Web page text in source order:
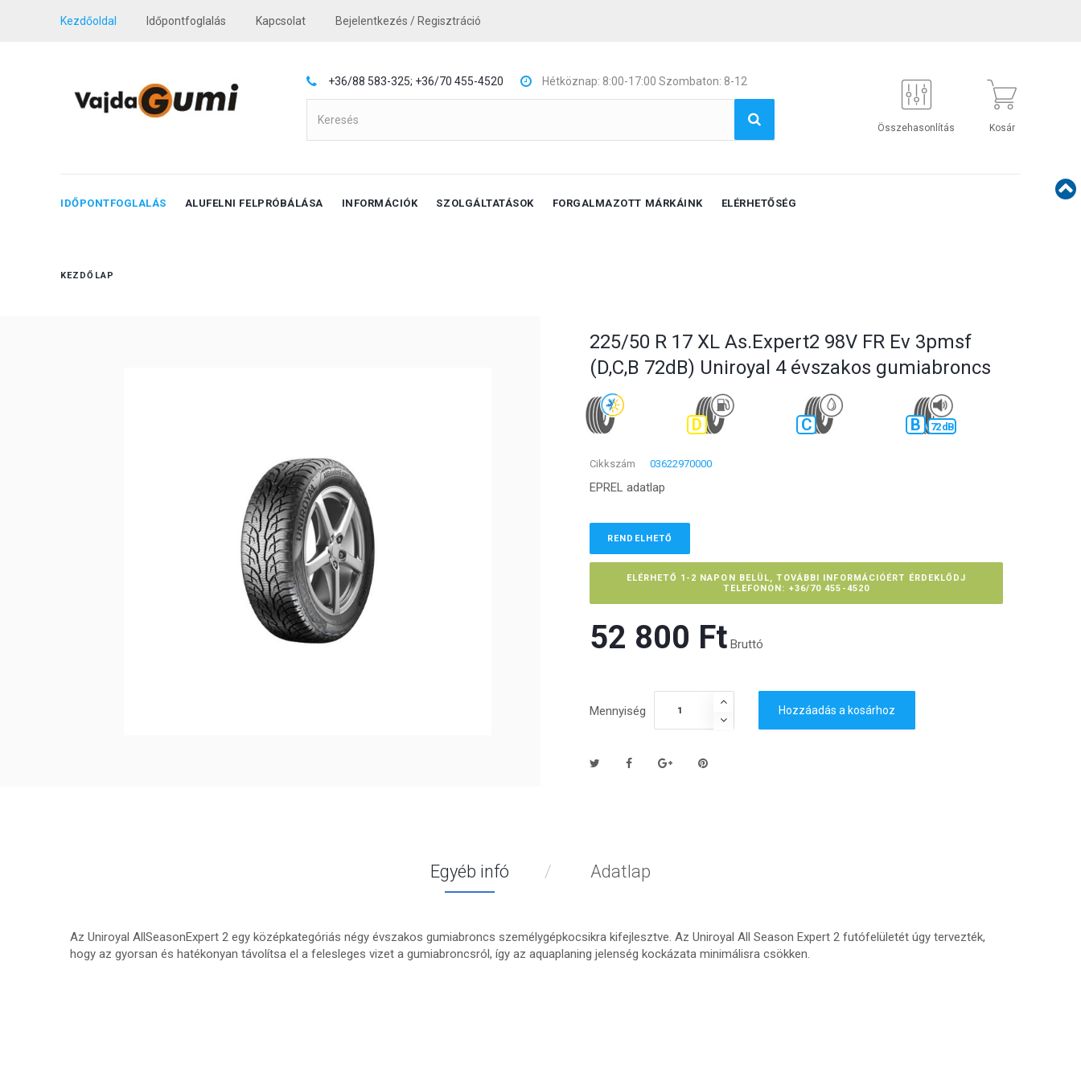
Kezdőoldal Időpontfoglalás Kapcsolat Bejelentkezés / Regisztráció
+36/88 583-325; +36/70 455-4520 Hétköznap: 8:00-17:00 Szombaton: 8-12
Összehasonlítás Kosár
IDŐPONTFOGLALÁS ALUFELNI FELPRÓBÁLÁSA INFORMÁCIÓK SZOLGÁLTATÁSOK FORGALMAZOTT MÁRKÁINK ELÉRHETŐSÉG
KEZDŐLAP
225/50 R 17 XL As.Expert2 98V FR Ev 3pmsf
(D,C,B 72dB) Uniroyal 4 évszakos gumiabroncs
D C B 72 dB
Cikkszám 03622970000
EPREL adatlap
RENDELHETŐ
ELÉRHETŐ 1-2 NAPON BELÜL, TOVÁBBI INFORMÁCIÓÉRT ÉRDEKLŐDJ
TELEFONON: +36/70 455-4520
52 800 Ft‎ Bruttó
Mennyiség Hozzáadás a kosárhoz
Egyéb infó Adatlap
Az Uniroyal AllSeasonExpert 2 egy középkategóriás négy évszakos gumiabroncs személygépkocsikra kifejlesztve. Az Uniroyal All Season Expert 2 futófelületét úgy tervezték,
hogy az gyorsan és hatékonyan távolítsa el a felesleges vizet a gumiabroncsról, így az aquaplaning jelenség kockázata minimálisra csökken.